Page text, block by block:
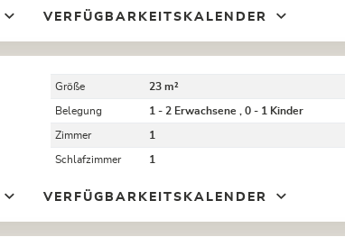
VERFÜGBARKEITSKALENDER
Größe 23 m²
Belegung 1 - 2 Erwachsene , 0 - 1 Kinder
Zimmer 1
Schlafzimmer 1
VERFÜGBARKEITSKALENDER